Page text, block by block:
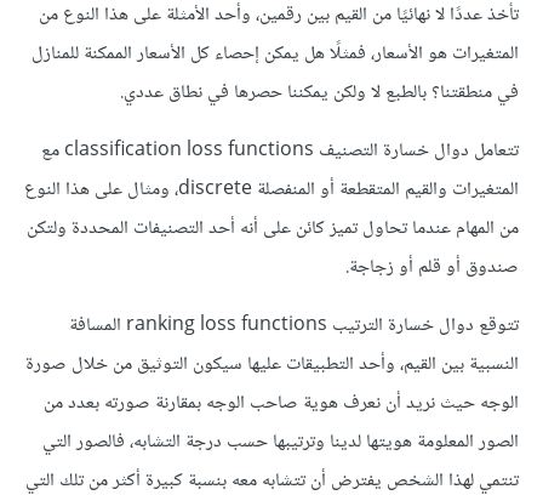
تأخذ عددًا لا نهائيًا من القيم بين رقمين، وأحد الأمثلة على هذا النوع من
المتغيرات هو الأسعار، فمثلًا هل يمكن إحصاء كل الأسعار الممكنة للمنازل
في منطقتنا؟ بالطبع لا ولكن يمكننا حصرها في نطاق عددي.
تتعامل دوال خسارة التصنيف classification loss functions مع
المتغيرات والقيم المتقطعة أو المنفصلة discrete، ومثال على هذا النوع
من المهام عندما تحاول تميز كائن على أنه أحد التصنيفات المحددة ولتكن
صندوق أو قلم أو زجاجة.
تتوقع دوال خسارة الترتيب ranking loss functions المسافة
النسبية بين القيم، وأحد التطبيقات عليها سيكون التوثيق من خلال صورة
الوجه حيث نريد أن نعرف هوية صاحب الوجه بمقارنة صورته بعدد من
الصور المعلومة هويتها لدينا وترتيبها حسب درجة التشابه، فالصور التي
تنتمي لهذا الشخص يفترض أن تتشابه معه بنسبة كبيرة أكثر من تلك التي